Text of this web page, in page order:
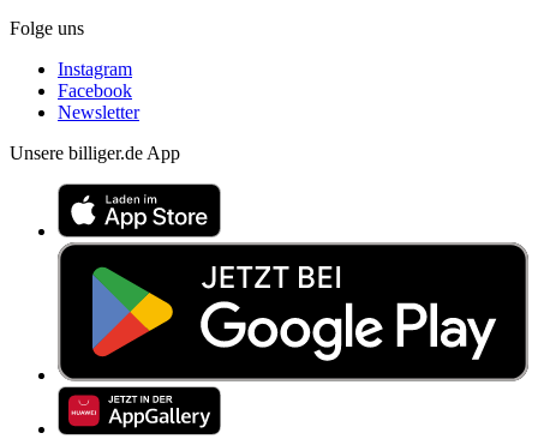
Folge uns
Instagram
Facebook
Newsletter
Unsere billiger.de App